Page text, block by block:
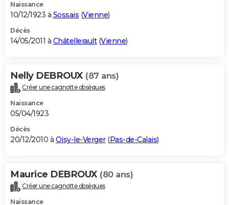
Naissance
10/12/1923 à Sossais (Vienne)
Décès
14/05/2011 à Châtellerault(Vienne)
Nelly DEBROUX (87 ans)
Créer une cagnotte obsèques
Naissance
05/04/1923
Décès
20/12/2010 à Oisy-le-Verger(Pas-de-Calais)
Maurice DEBROUX (80 ans)
Créer une cagnotte obsèques
Naissance